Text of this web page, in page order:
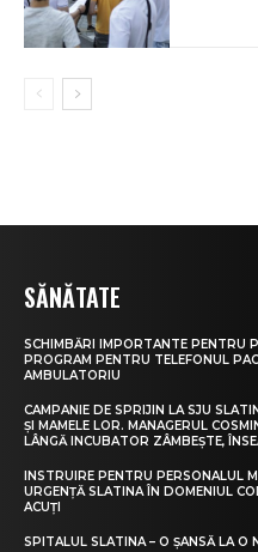
SĂNĂTATE
SCHIMBĂRI IMPORTANTE PENTRU
PROGRAM PENTRU TELEFONUL
AMBULATORIU
CAMPANIE DE SPRIJIN LA SJU
ȘI MAMELE LOR. MANAGERUL
LÂNGĂ INCUBATOR ZÂMBEȘTE,
INSTRUIRE PENTRU PERSONALUL
URGENȚĂ SLATINA ÎN DOMENIUL
ACUȚI
SPITALUL SLATINA – O ȘANSĂ LA O